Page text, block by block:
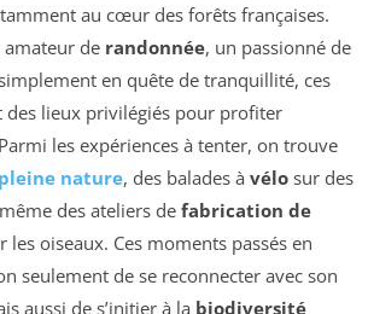
au cœur des forêts françaises.
amateur de randonnée, un passionné de
en quête de tranquillité, ces
des lieux privilégiés pour profiter
les expériences à tenter, on trouve
pleine nature, des balades à vélo sur des
des ateliers de fabrication de
les oiseaux. Ces moments passés en
seulement de se reconnecter avec son
aussi de s’initier à la biodiversité